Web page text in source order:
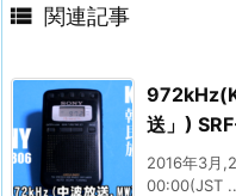
 関連記事
送」)
2016年3月
00:00(JST